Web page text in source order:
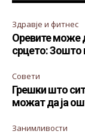
Здравје и фитнес
Оревите може
срцето: Зошто
Совети
Грешки што
можат да ја
Занимливости